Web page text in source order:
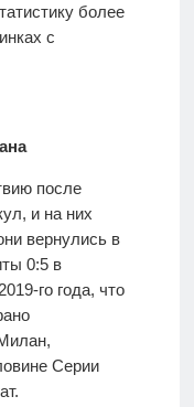
более
с
после
и на них
вернулись в
0:5 в
го года, что
Серии